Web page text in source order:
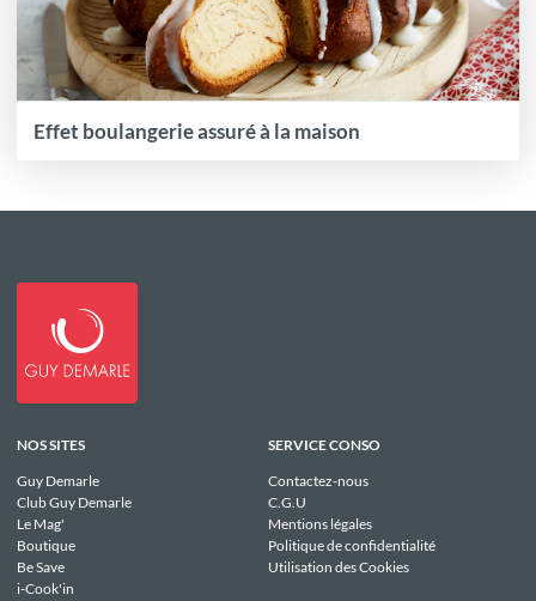
Effet boulangerie assuré à la maison
NOS SITES
Guy Demarle
Club Guy Demarle
Le Mag'
Boutique
Be Save
i-Cook'in
SERVICE CONSO
Contactez-nous
C.G.U
Mentions légales
Politique de confidentialité
Utilisation des Cookies